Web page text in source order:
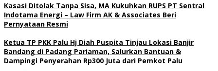
Kasasi Ditolak Tanpa Sisa, MA Kukuhkan RUPS PT Sentral
Indotama Energi – Law Firm AK & Associates Beri
Pernyataan Resmi
Ketua TP PKK Palu Hj Diah Puspita Tinjau Lokasi Banjir
Bandang di Padang Pariaman, Salurkan Bantuan &
Dampingi Penyerahan Rp300 Juta dari Pemkot Palu